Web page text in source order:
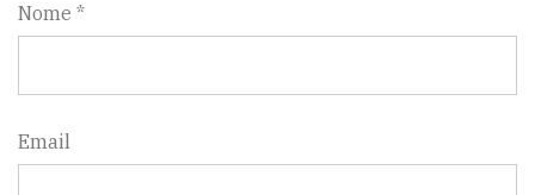
Nome *
Email